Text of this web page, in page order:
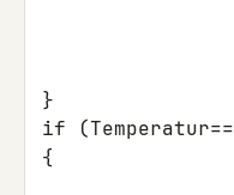
}
if
(Temperatur==
{